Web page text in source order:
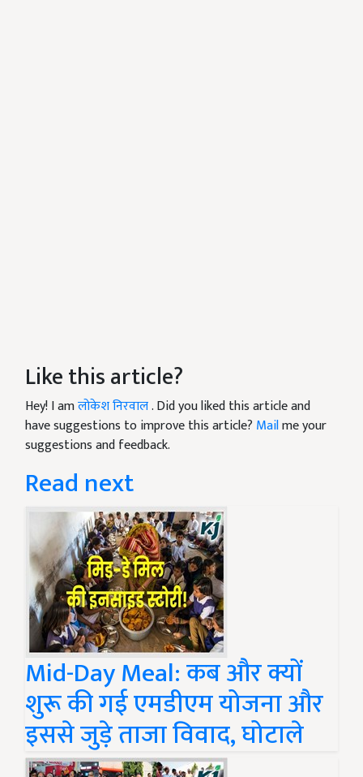
Like this article?
Hey! I amलोकेश निरवाल. Did you liked this article and
have suggestions to improve this article? Mailme your
suggestions and feedback.
Read next
Mid-Day Meal: कब और क्यों
शुरू की गई एमडीएम योजना और
इससे जुड़े ताजा विवाद, घोटाले